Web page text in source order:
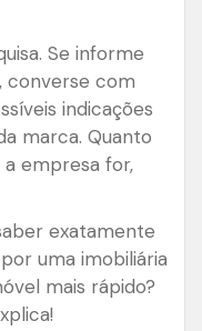
Se informe
converse com
indicações
marca. Quanto
empresa for,
exatamente
uma imobiliária
mais rápido?